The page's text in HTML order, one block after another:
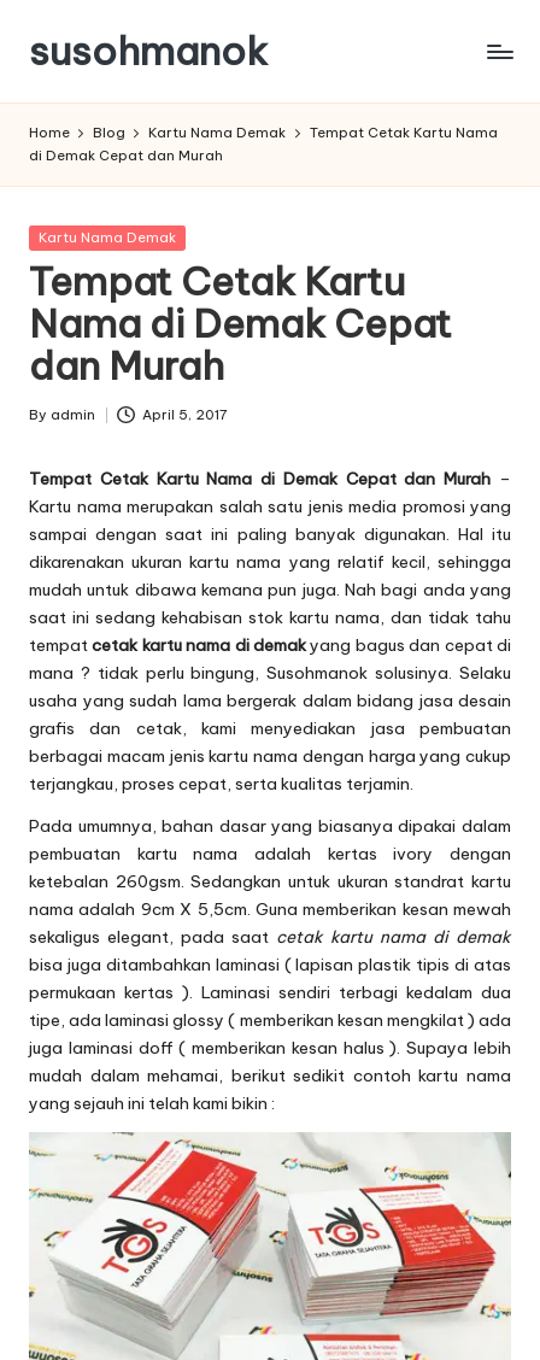
Skip
content
susohmanok
Home Blog Kartu Nama Demak
Tempat Cetak Kartu Nama
di Demak Cepat dan Murah
Posted
Kartu Nama Demak
Tempat Cetak Kartu
Nama di Demak Cepat
dan Murah
Posted
By admin April 5, 2017
Tempat Cetak Kartu Nama di Demak Cepat dan Murah –
Kartu nama merupakan salah satu jenis media promosi yang
sampai dengan saat ini paling banyak digunakan. Hal itu
dikarenakan ukuran kartu nama yang relatif kecil, sehingga
mudah untuk dibawa kemana pun juga. Nah bagi anda yang
saat ini sedang kehabisan stok kartu nama, dan tidak tahu
tempatcetak kartu nama di demakyang bagus dan cepat di
mana ? tidak perlu bingung, Susohmanok solusinya. Selaku
usaha yang sudah lama bergerak dalam bidang jasa desain
grafis dan cetak, kami menyediakan jasa pembuatan
berbagai macam jenis kartu nama dengan harga yang cukup
terjangkau, proses cepat, serta kualitas terjamin.
Pada umumnya, bahan dasar yang biasanya dipakai dalam
pembuatan kartu nama adalah kertas ivory dengan
ketebalan 260gsm. Sedangkan untuk ukuran standrat kartu
nama adalah 9cm X 5,5cm. Guna memberikan kesan mewah
sekaligus elegant, pada saat cetak kartu nama di demak
bisa juga ditambahkan laminasi ( lapisan plastik tipis di atas
permukaan kertas ). Laminasi sendiri terbagi kedalam dua
tipe, ada laminasi glossy ( memberikan kesan mengkilat ) ada
juga laminasi doff ( memberikan kesan halus ). Supaya lebih
mudah dalam mehamai, berikut sedikit contoh kartu nama
yang sejauh ini telah kami bikin :